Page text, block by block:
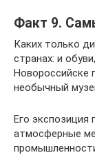
Факт 9.
Каких только
странах: и
Новороссийске
необычный
Его экспозиция
атмосферные